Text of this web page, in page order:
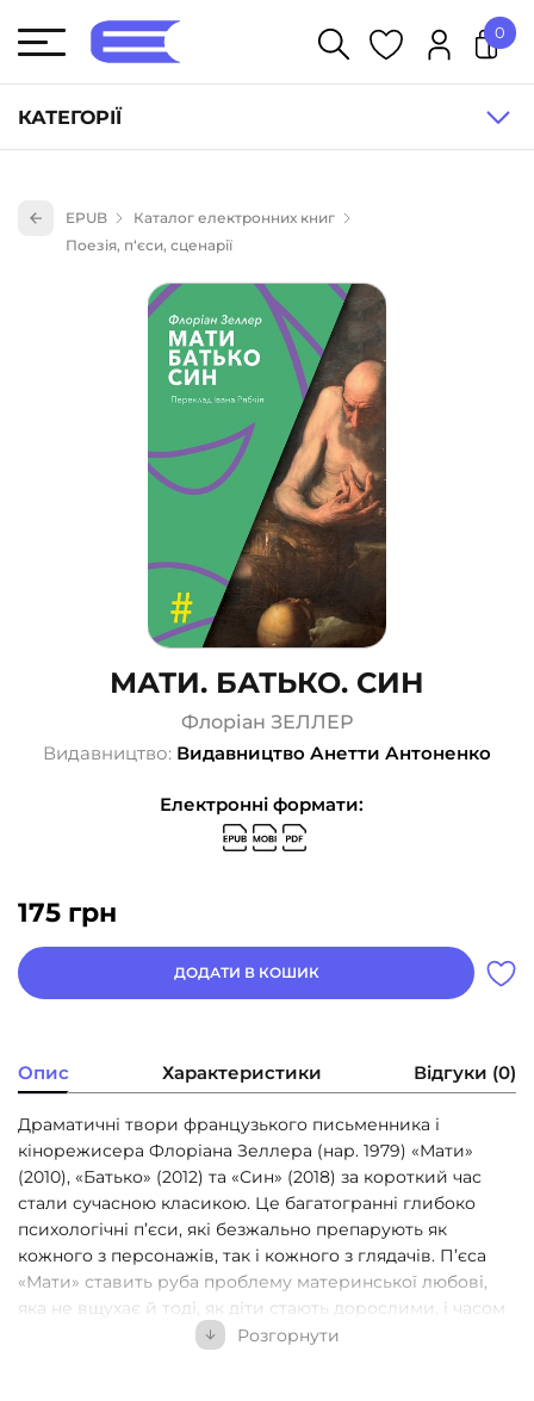
КАТЕГОРІЇ
Книги для дітей (835)
Науково-популярна література (1015)
Навчальна література та посібники (527)
Енциклопедії, довідники, словники (55)
Подарункові сертифікати (1)
0
EPUB
Каталог електронних книг
Поезія, п‘єси, сценарії
МАТИ. БАТЬКО. СИН
Флоріан ЗЕЛЛЕР
Видавництво: Видавництво Анетти Антоненко
Електронні формати:
175 грн
ДОДАТИ В КОШИК
Опис Характеристики Відгуки (0)
Драматичні твори французького письменника і
кінорежисера Флоріана Зеллера (нар. 1979) «Мати»
(2010), «Батько» (2012) та «Син» (2018) за короткий час
стали сучасною класикою. Це багатогранні глибоко
психологічні п’єси, які безжально препарують як
кожного з персонажів, так і кожного з глядачів. П’єса
«Мати» ставить руба проблему материнської любові,
яка не вщухає й тоді, як діти стають дорослими, і часом
перетворюється на дошкульну гіперопіку. У «Батькові»
Розгорнути